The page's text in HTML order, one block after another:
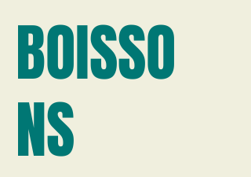
BOISSO
NS